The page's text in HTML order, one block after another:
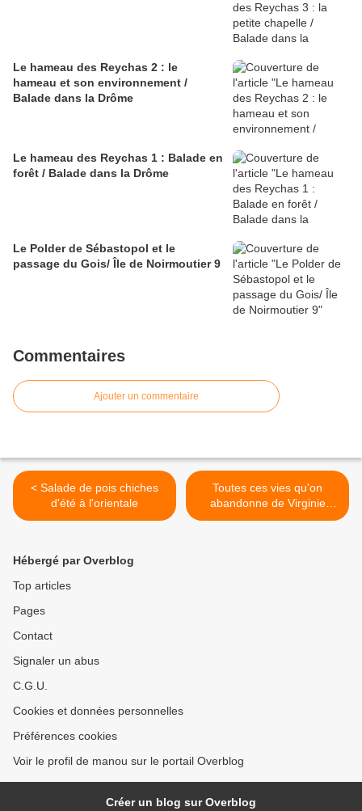
Le hameau des Reychas 2 : le
hameau et son environnement /
Balade dans la Drôme
Le hameau des Reychas 1 : Balade en
forêt / Balade dans la Drôme
Le Polder de Sébastopol et le
passage du Gois/ Île de Noirmoutier 9
Commentaires
Ajouter un commentaire
< Salade de pois chiches
d'été à l'orientale
Toutes ces vies qu'on
abandonne de Virginie
Ollagnier (relecture) >
Hébergé par Overblog
Top articles
Pages
Contact
Signaler un abus
C.G.U.
Cookies et données personnelles
Préférences cookies
Voir le profil de manou sur le portail Overblog
Créer un blog sur Overblog